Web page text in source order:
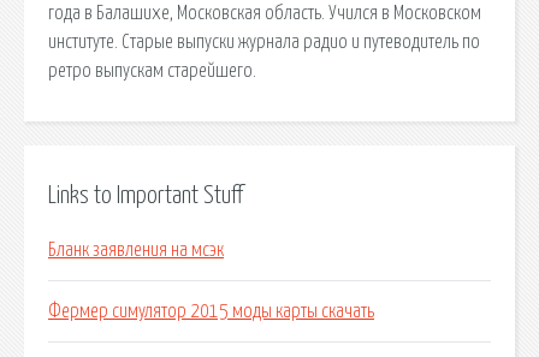
года в Балашихе, Московская область. Учился в Московском
институте. Старые выпуски журнала радио и путеводитель по
ретро выпускам старейшего.
Links to Important Stuff
Бланк заявления на мсэк
Фермер симулятор 2015 моды карты скачать